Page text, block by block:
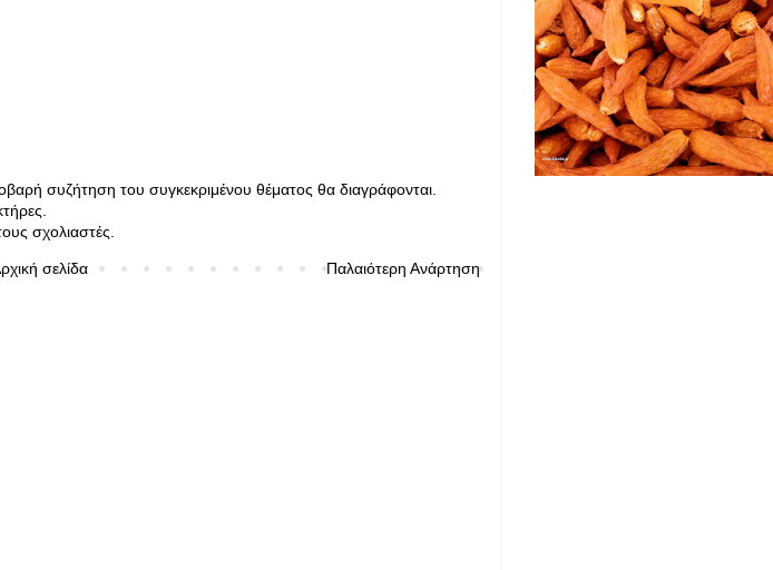
συζήτηση του συγκεκριμένου θέματος θα διαγράφονται.
σχολιαστές.
Παλαιότερη Ανάρτηση
σελίδα